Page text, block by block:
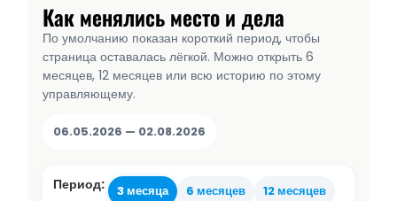
Как менялись место и дела
По умолчанию показан короткий период, чтобы
страница оставалась лёгкой. Можно открыть 6
месяцев, 12 месяцев или всю историю по этому
управляющему.
06.05.2026 — 02.08.2026
Период: 3 месяца 6 месяцев
12 месяцев